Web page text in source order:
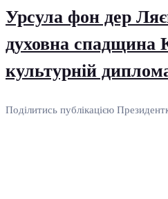
Урсула фон дер
духовна спадщина
культурній
Поділитись публікацією